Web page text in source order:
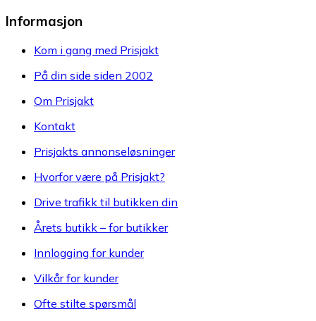
Informasjon
Kom i gang med Prisjakt
På din side siden 2002
Om Prisjakt
Kontakt
Prisjakts annonseløsninger
Hvorfor være på Prisjakt?
Drive trafikk til butikken din
Årets butikk – for butikker
Innlogging for kunder
Vilkår for kunder
Ofte stilte spørsmål